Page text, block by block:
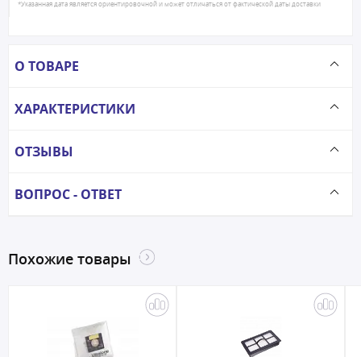
*Указанная дата является ориентировочной и может отличаться от фактической даты доставки
О ТОВАРЕ
ХАРАКТЕРИСТИКИ
ОТЗЫВЫ
ВОПРОС - ОТВЕТ
Похожие товары